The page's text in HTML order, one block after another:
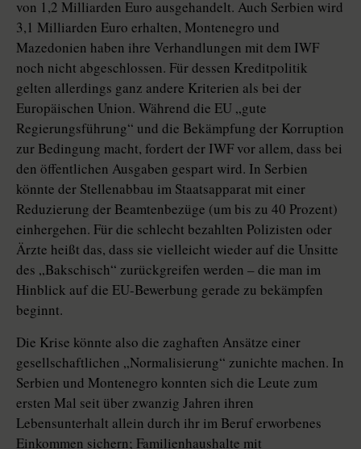
von 1,2 Milliarden Euro ausgehandelt. Auch Serbien wird
3,1 Milliarden Euro erhalten, Montenegro und
Mazedonien haben ihre Verhandlungen mit dem IWF
noch nicht abgeschlossen. Für dessen Kreditpolitik
gelten allerdings ganz andere Kriterien als bei der
Europäischen Union. Während die EU „gute
Regierungsführung“ und die Bekämpfung der Korruption
zur Bedingung macht, fordert der IWF vor allem, dass bei
den öffentlichen Ausgaben gespart wird. In Serbien
könnte der Stellenabbau im Staatsapparat mit einer
Reduzierung der Beamtenbezüge (um bis zu 40 Prozent)
einhergehen. Für die schlecht bezahlten Polizisten oder
Ärzte heißt das, dass sie vielleicht wieder auf die Unsitte
des „Bakschisch“ zurückgreifen werden – die man im
Hinblick auf die EU-Bewerbung gerade zu bekämpfen
beginnt.
Die Krise könnte also die zaghaften Ansätze einer
gesellschaftlichen „Normalisierung“ zunichte machen. In
Serbien und Montenegro konnten sich die Leute zum
ersten Mal seit über zwanzig Jahren ihren
Lebensunterhalt allein durch ihr im Beruf erworbenes
Einkommen sichern; Familienhaushalte mit